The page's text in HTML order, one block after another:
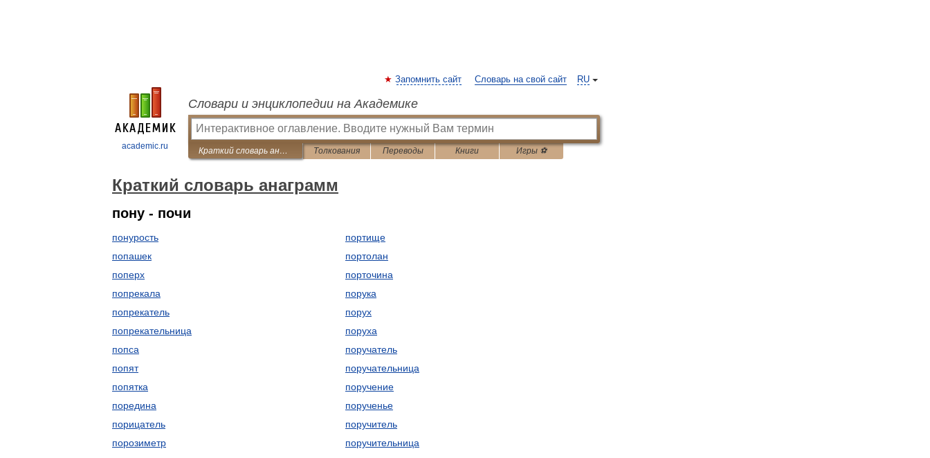
academic.ru
RU
Запомнить сайт Словарь на свой сайт
Словари и энциклопедии на Академике
Краткий словарь анаграмм Толкования Переводы Книги Игры ⚽
Краткий словарь анаграмм
пону - почи
понурость
попашек
поперх
попрекала
попрекатель
попрекательница
попса
попят
попятка
поредина
порицатель
порозиметр
портище
портолан
порточина
порука
порух
поруха
поручатель
поручательница
поручение
порученье
поручитель
поручительница